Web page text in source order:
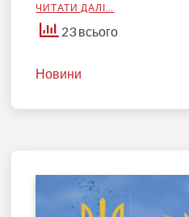
ЧИТАТИ ДАЛІ…
23 всього
Новини